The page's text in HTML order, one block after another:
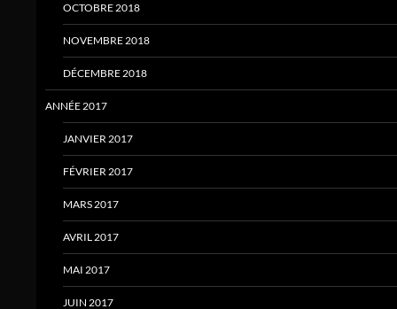
OCTOBRE 2018
NOVEMBRE 2018
DÉCEMBRE 2018
ANNÉE 2017
JANVIER 2017
FÉVRIER 2017
MARS 2017
AVRIL 2017
MAI 2017
JUIN 2017